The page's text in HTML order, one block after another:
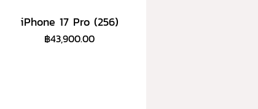
iPhone 17 Pro (256)
ราคา
฿43,900.00